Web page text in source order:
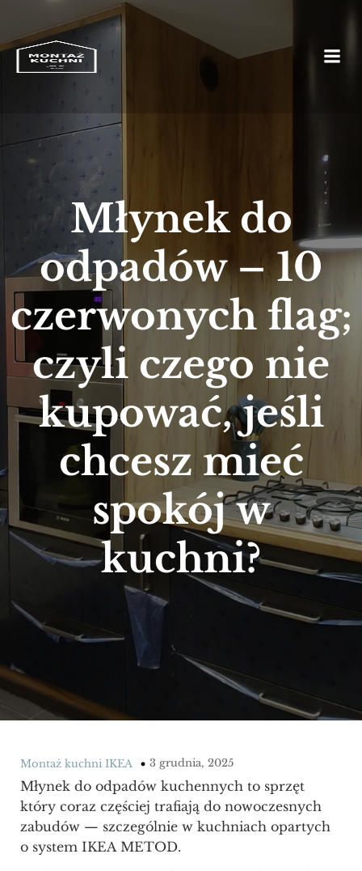
Młynek do
odpadów – 10
czerwonych flag;
czyli czego nie
kupować, jeśli
chcesz mieć
spokój w
kuchni?
Montaż kuchni IKEA 3 grudnia, 2025
Młynek do odpadów kuchennych to sprzęt
który coraz częściej trafiają do nowoczesnych
zabudów — szczególnie w kuchniach opartych
o system IKEA METOD.